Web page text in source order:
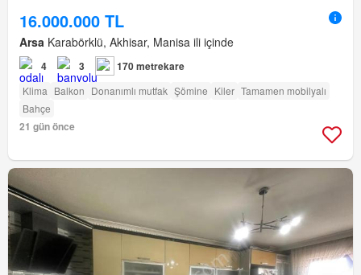
16.000.000 TL
Arsa Karabörklü, Akhisar, Manisa ili içinde
4 3 170 metrekare
Klima Balkon Donanımlı mutfak Şömine Kiler Tamamen mobilyalı
Bahçe
21 gün önce